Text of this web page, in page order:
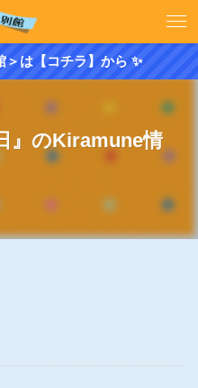
は【コチラ】から ✨
』のKiramune情